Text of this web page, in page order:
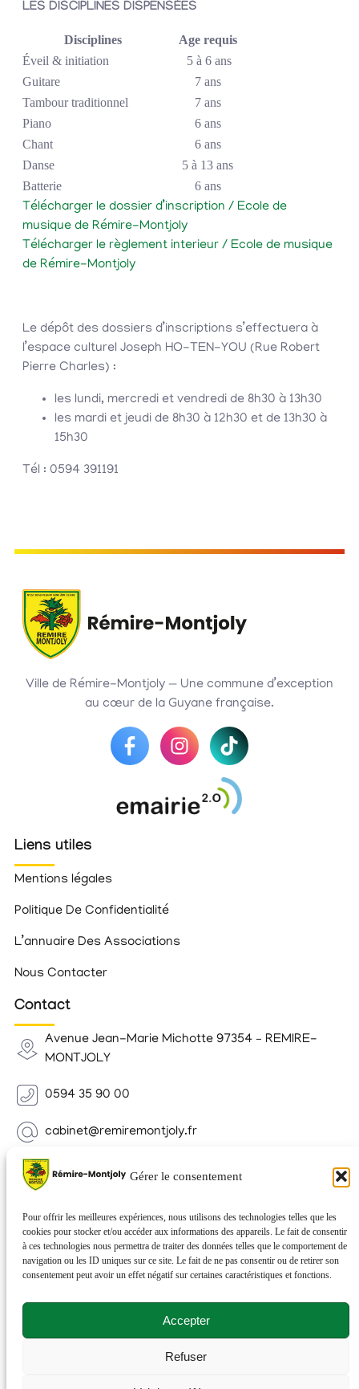
Gérer le consentement
Pour offrir les meilleures expériences, nous utilisons des technologies telles que les
cookies pour stocker et/ou accéder aux informations des appareils. Le fait de consentir
à ces technologies nous permettra de traiter des données telles que le comportement de
navigation ou les ID uniques sur ce site. Le fait de ne pas consentir ou de retirer son
consentement peut avoir un effet négatif sur certaines caractéristiques et fonctions.
Accepter
Refuser
LES DISCIPLINES DISPENSÉES
Disciplines
Age requis
Éveil & initiation
5 à 6 ans
Guitare
7 ans
Tambour traditionnel
7 ans
Piano
6 ans
Chant
6 ans
Danse
5 à 13 ans
Batterie
6 ans
Télécharger le dossier d’inscription / Ecole de
musique de Rémire-Montjoly
Télécharger le règlement interieur / Ecole de musique
de Rémire-Montjoly
Le dépôt des dossiers d’inscriptions s’effectuera à
l’espace culturel Joseph HO-TEN-YOU (Rue Robert
Pierre Charles) :
les lundi, mercredi et vendredi de 8h30 à 13h30
les mardi et jeudi de 8h30 à 12h30 et de 13h30 à
15h30
Tél : 0594 391191
Ville de Rémire-Montjoly — Une commune d’exception
au cœur de la Guyane française.
Liens utiles
Mentions légales
Politique De Confidentialité
L’annuaire Des Associations
Nous Contacter
Contact
Avenue Jean-Marie Michotte 97354 – REMIRE-
MONTJOLY
0594 35 90 00
cabinet@remiremontjoly.fr
Newsletter
nouvelles de votre commune.